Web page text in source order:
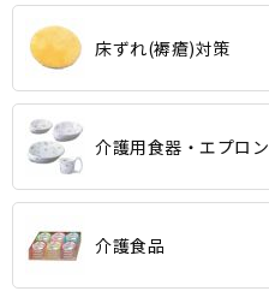
床ずれ(褥瘡)対策
介護用食器・エプロン
介護食品